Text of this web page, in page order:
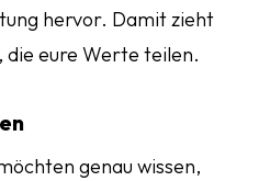
hervor. Damit zieht
die eure Werte teilen.
genau wissen,